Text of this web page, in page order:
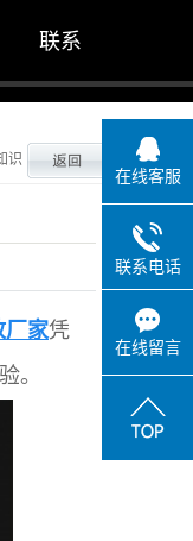
联系
识
厂家凭
。
在线客服
联系电话
在线留言